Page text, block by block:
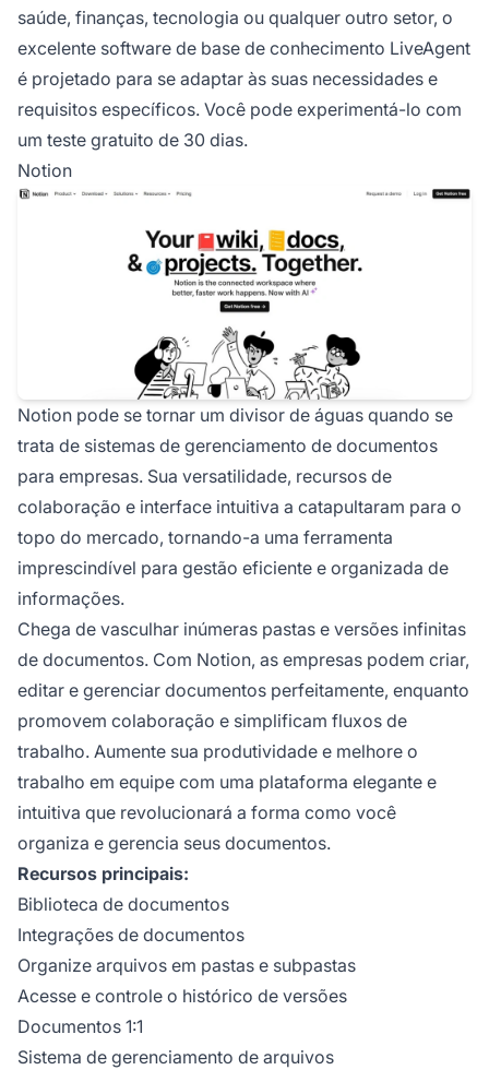
saúde, finanças, tecnologia ou qualquer outro setor, o
excelente software de base de conhecimento LiveAgent
é projetado para se adaptar às suas necessidades e
requisitos específicos. Você pode experimentá-lo com
um teste gratuito de 30 dias.
Notion
Notion pode se tornar um divisor de águas quando se
trata de sistemas de gerenciamento de documentos
para empresas. Sua versatilidade, recursos de
colaboração e interface intuitiva a catapultaram para o
topo do mercado, tornando-a uma ferramenta
imprescindível para gestão eficiente e organizada de
informações.
Chega de vasculhar inúmeras pastas e versões infinitas
de documentos. Com Notion, as empresas podem criar,
editar e gerenciar documentos perfeitamente, enquanto
promovem colaboração e simplificam fluxos de
trabalho. Aumente sua produtividade e melhore o
trabalho em equipe com uma plataforma elegante e
intuitiva que revolucionará a forma como você
organiza e gerencia seus documentos.
Recursos principais:
Biblioteca de documentos
Integrações de documentos
Organize arquivos em pastas e subpastas
Acesse e controle o histórico de versões
Documentos 1:1
Sistema de gerenciamento de arquivos